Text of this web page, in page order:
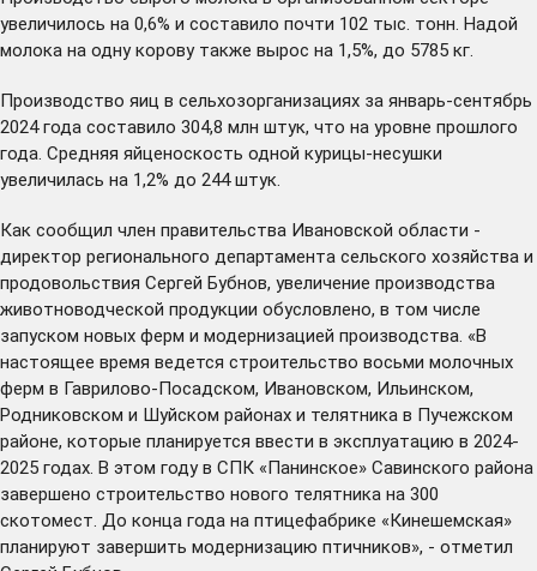
увеличилось на 0,6% и составило почти 102 тыс. тонн. Надой
молока на одну корову также вырос на 1,5%, до 5785 кг.
Производство яиц в сельхозорганизациях за январь-сентябрь
2024 года составило 304,8 млн штук, что на уровне прошлого
года. Средняя яйценоскость одной курицы-несушки
увеличилась на 1,2% до 244 штук.
Как сообщил член правительства Ивановской области -
директор регионального департамента сельского хозяйства и
продовольствия Сергей Бубнов, увеличение производства
животноводческой продукции обусловлено, в том числе
запуском новых ферм и модернизацией производства. «В
настоящее время ведется строительство восьми молочных
ферм в Гаврилово-Посадском, Ивановском, Ильинском,
Родниковском и Шуйском районах и телятника в Пучежском
районе, которые планируется ввести в эксплуатацию в 2024-
2025 годах. В этом году в СПК «Панинское» Савинского района
завершено строительство нового телятника на 300
скотомест. До конца года на птицефабрике «Кинешемская»
планируют завершить модернизацию птичников», - отметил